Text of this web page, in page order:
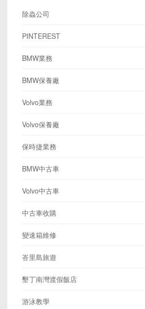
除蟲公司
PINTEREST
BMW業務
BMW保養廠
Volvo業務
Volvo保養廠
保時捷業務
BMW中古車
Volvo中古車
中古車收購
變速箱維修
峇里島旅遊
墾丁南灣渡假飯店
游泳教學